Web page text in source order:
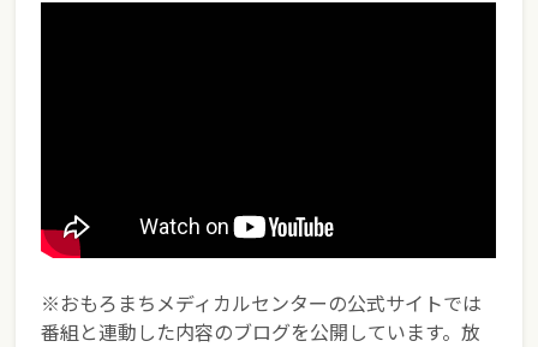
※おもろまちメディカルセンターの公式サイトでは
番組と連動した内容のブログを公開しています。放